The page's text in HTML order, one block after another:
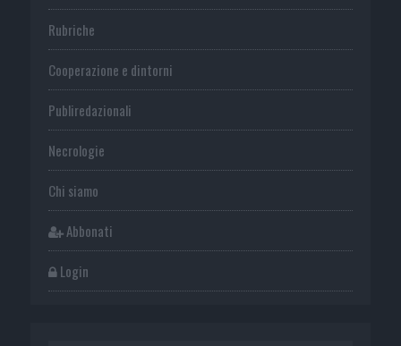
Rubriche
Cooperazione e dintorni
Publiredazionali
Necrologie
Chi siamo
Abbonati
Login